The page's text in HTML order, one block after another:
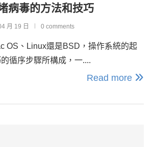
病毒的方法和技巧
月 19 日 0 comments
OS、Linux還是BSD，操作系統的起
循序步驟所構成，一....
Read more